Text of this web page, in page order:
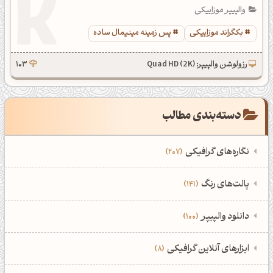
والپیپر موزاییکی
بکگراند موزاییکی
پس زمینه مینیمال ساده
رزولوشن والپیپر: Quad HD (2K) 103
دسته‌بندی مطالب
نگاره‌های گرافیکی 207
‌همه دسته‌بندی‌های نگاره‌های گرافیکی
نمایش همه نگاره‌ها
ادوبی فتوشاپ 108
‌پالت‌های رنگ 141
‌همه دسته‌بندی‌های پالت‌های رنگ
نمایش همه پالت‌های رنگ
‌دانلود والپیپر 100
‌همه دسته‌بندی‌های والپیپرها
ابزارهای آنلاین گرافیکی 8